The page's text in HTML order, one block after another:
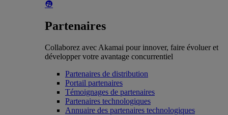
Partenaires
Collaborez avec Akamai pour innover, faire évoluer et
développer votre avantage concurrentiel
Partenaires de distribution
Portail partenaires
Témoignages de partenaires
Partenaires technologiques
Annuaire des partenaires technologiques